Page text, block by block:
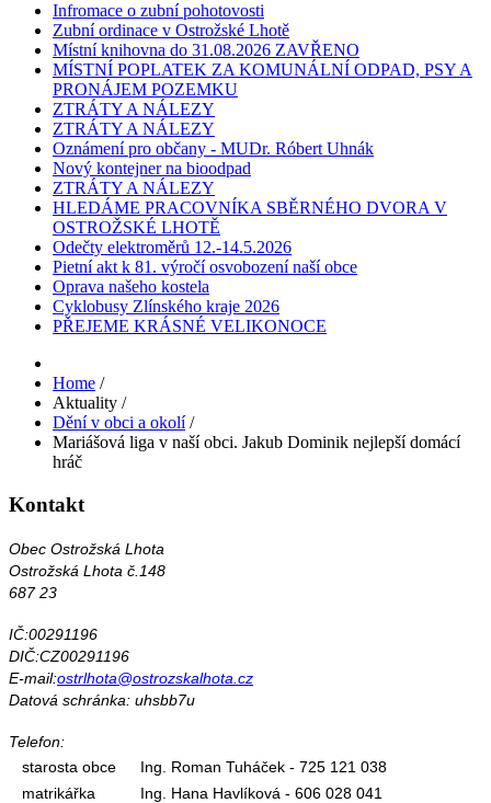
Infromace o zubní pohotovosti
Zubní ordinace v Ostrožské Lhotě
Místní knihovna do 31.08.2026 ZAVŘENO
MÍSTNÍ POPLATEK ZA KOMUNÁLNÍ ODPAD, PSY A
PRONÁJEM POZEMKU
ZTRÁTY A NÁLEZY
ZTRÁTY A NÁLEZY
Oznámení pro občany - MUDr. Róbert Uhnák
Nový kontejner na bioodpad
ZTRÁTY A NÁLEZY
HLEDÁME PRACOVNÍKA SBĚRNÉHO DVORA V
OSTROŽSKÉ LHOTĚ
Odečty elektroměrů 12.-14.5.2026
Pietní akt k 81. výročí osvobození naší obce
Oprava našeho kostela
Cyklobusy Zlínského kraje 2026
PŘEJEME KRÁSNÉ VELIKONOCE
Home /
Aktuality /
Dění v obci a okolí /
Mariášová liga v naší obci. Jakub Dominik nejlepší domácí
hráč
Kontakt
Obec Ostrožská Lhota
Ostrožská Lhota č.148
687 23
IČ:00291196
DIČ:CZ00291196
E-mail:ostrlhota@ostrozskalhota.cz
Datová schránka: uhsbb7u
Telefon:
starosta obce
Ing. Roman Tuháček - 725 121 038
matrikářka
Ing. Hana Havlíková - 606 028 041